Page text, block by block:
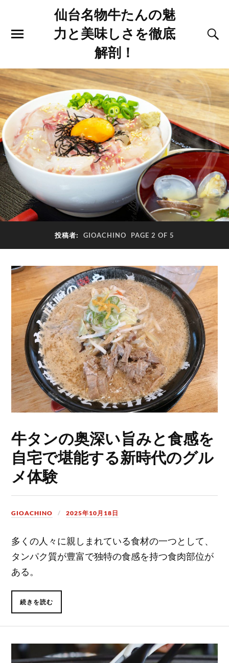
仙台名物牛たんの魅
力と美味しさを徹底
解剖！
投稿者: GIOACHINO PAGE 2 OF 5
牛タンの奥深い旨みと食感を
自宅で堪能する新時代のグル
メ体験
GIOACHINO 2025年10月18日
多くの人々に親しまれている食材の一つとして、
タンパク質が豊富で独特の食感を持つ食肉部位が
ある。
続きを読む